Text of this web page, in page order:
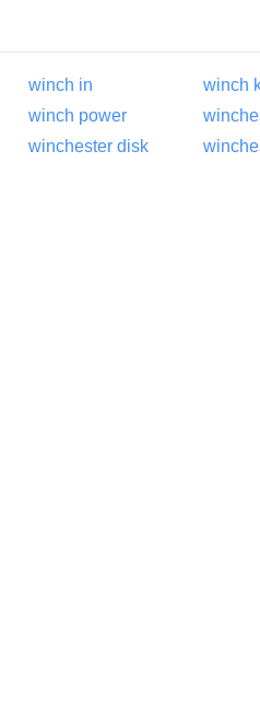
winch in
winch
winch power
winchester disk